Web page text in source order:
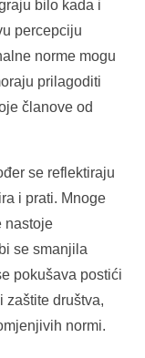
bilo kada i
percepciju
norme mogu
prilagoditi
članove od
se reflektiraju
i prati. Mnoge
nastoje
se smanjila
pokušava postići
zaštite društva,
normi.